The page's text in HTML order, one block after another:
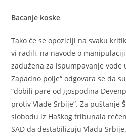
Bacanje koske
Tako će se opoziciji na svaku
vi radili, na navode o
zadužena za ispumpavanje vode
Zapadno polje“ odgovara se da
“dobili pare od gospodina
protiv Vlade Srbije”. Za puštanje
slobodu iz Haškog tribunala
SAD da destabilizuju Vladu